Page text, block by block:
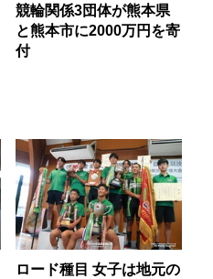
競輪関係3団体が熊本県
と熊本市に2000万円を寄
付
ロード種目 女子は地元の